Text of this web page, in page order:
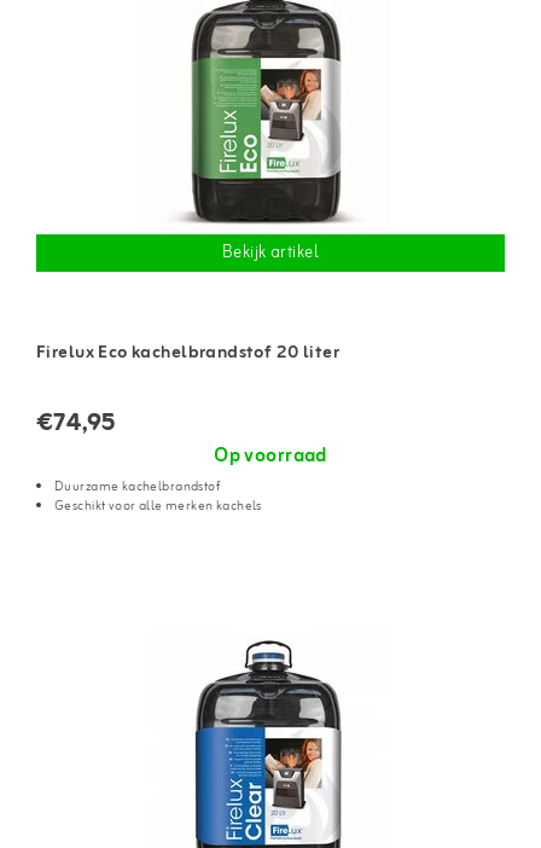
Bekijk artikel
Firelux Eco kachelbrandstof 20 liter
€74,95
Op voorraad
Duurzame kachelbrandstof
Geschikt voor alle merken kachels